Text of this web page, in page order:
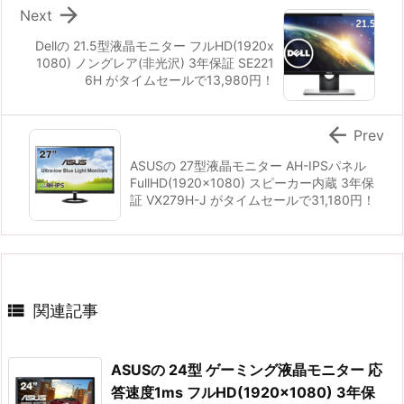
Dellの 21.5型液晶モニター フルHD(1920x
1080) ノングレア(非光沢) 3年保証 SE221
6H がタイムセールで13,980円！

Next
ASUSの 27型液晶モニター AH-IPSパネル
FullHD(1920x1080) スピーカー内蔵 3年保
証 VX279H-J がタイムセールで31,180円！
 Prev
 関連記事
ASUSの 24型 ゲーミング液晶モニター 応
答速度1ms フルHD(1920×1080) 3年保